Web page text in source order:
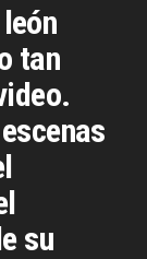
tan
su